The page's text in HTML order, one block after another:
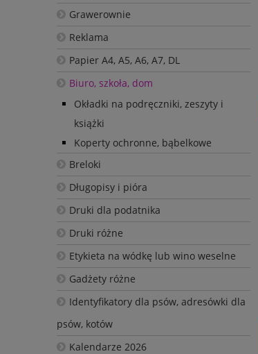
Grawerownie
Reklama
Papier A4, A5, A6, A7, DL
Biuro, szkoła, dom
Okładki na podręczniki, zeszyty i
książki
Koperty ochronne, bąbelkowe
Breloki
Długopisy i pióra
Druki dla podatnika
Druki różne
Etykieta na wódkę lub wino weselne
Gadżety różne
Identyfikatory dla psów, adresówki dla
psów, kotów
Kalendarze 2026